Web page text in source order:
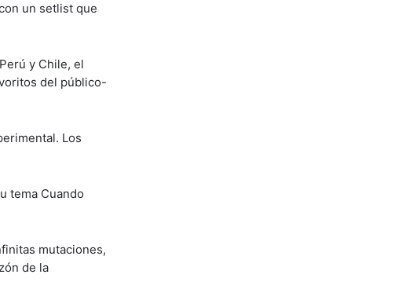
un setlist que
y Chile, el
del público-
Los
tema Cuando
mutaciones,
de la